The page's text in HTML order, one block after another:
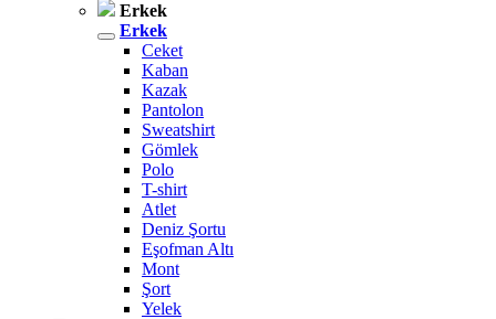
Erkek
Erkek
Ceket
Kaban
Kazak
Pantolon
Sweatshirt
Gömlek
Polo
T-shirt
Atlet
Deniz Şortu
Eşofman Altı
Mont
Şort
Yelek